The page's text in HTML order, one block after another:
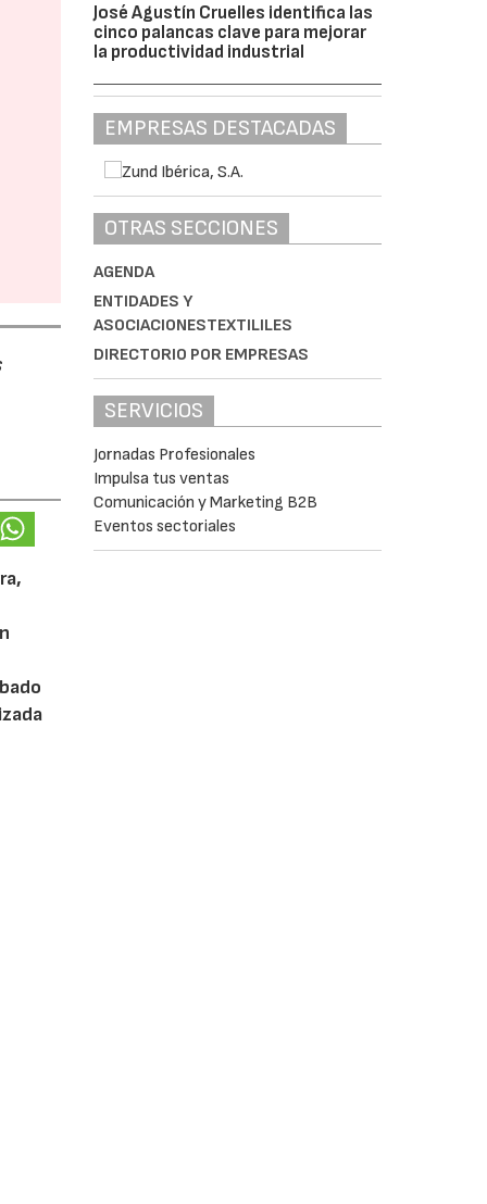
José Agustín Cruelles identifica las
cinco palancas clave para mejorar
la productividad industrial
EMPRESAS DESTACADAS
OTRAS SECCIONES
AGENDA
ENTIDADES Y
ASOCIACIONESTEXTILILES
DIRECTORIO POR EMPRESAS
SERVICIOS
Jornadas Profesionales
Impulsa tus ventas
Comunicación y Marketing B2B
Eventos sectoriales